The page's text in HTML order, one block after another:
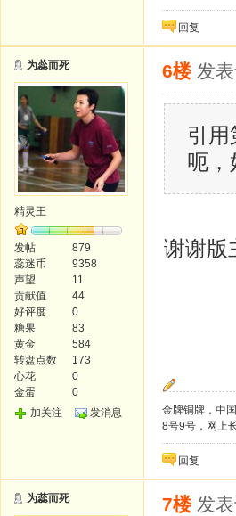
回复
为蕊而死
精灵王
发帖
879
蕊迷币
9358
声望
11
贡献值
44
好评度
0
糖果
83
黄金
584
转盘点数
173
心花
0
金蛋
0
加关注
发消息
6楼 发
引
呃，
谢谢版
金牌铜牌，中
8号9号，网上
回复
为蕊而死 7楼 发